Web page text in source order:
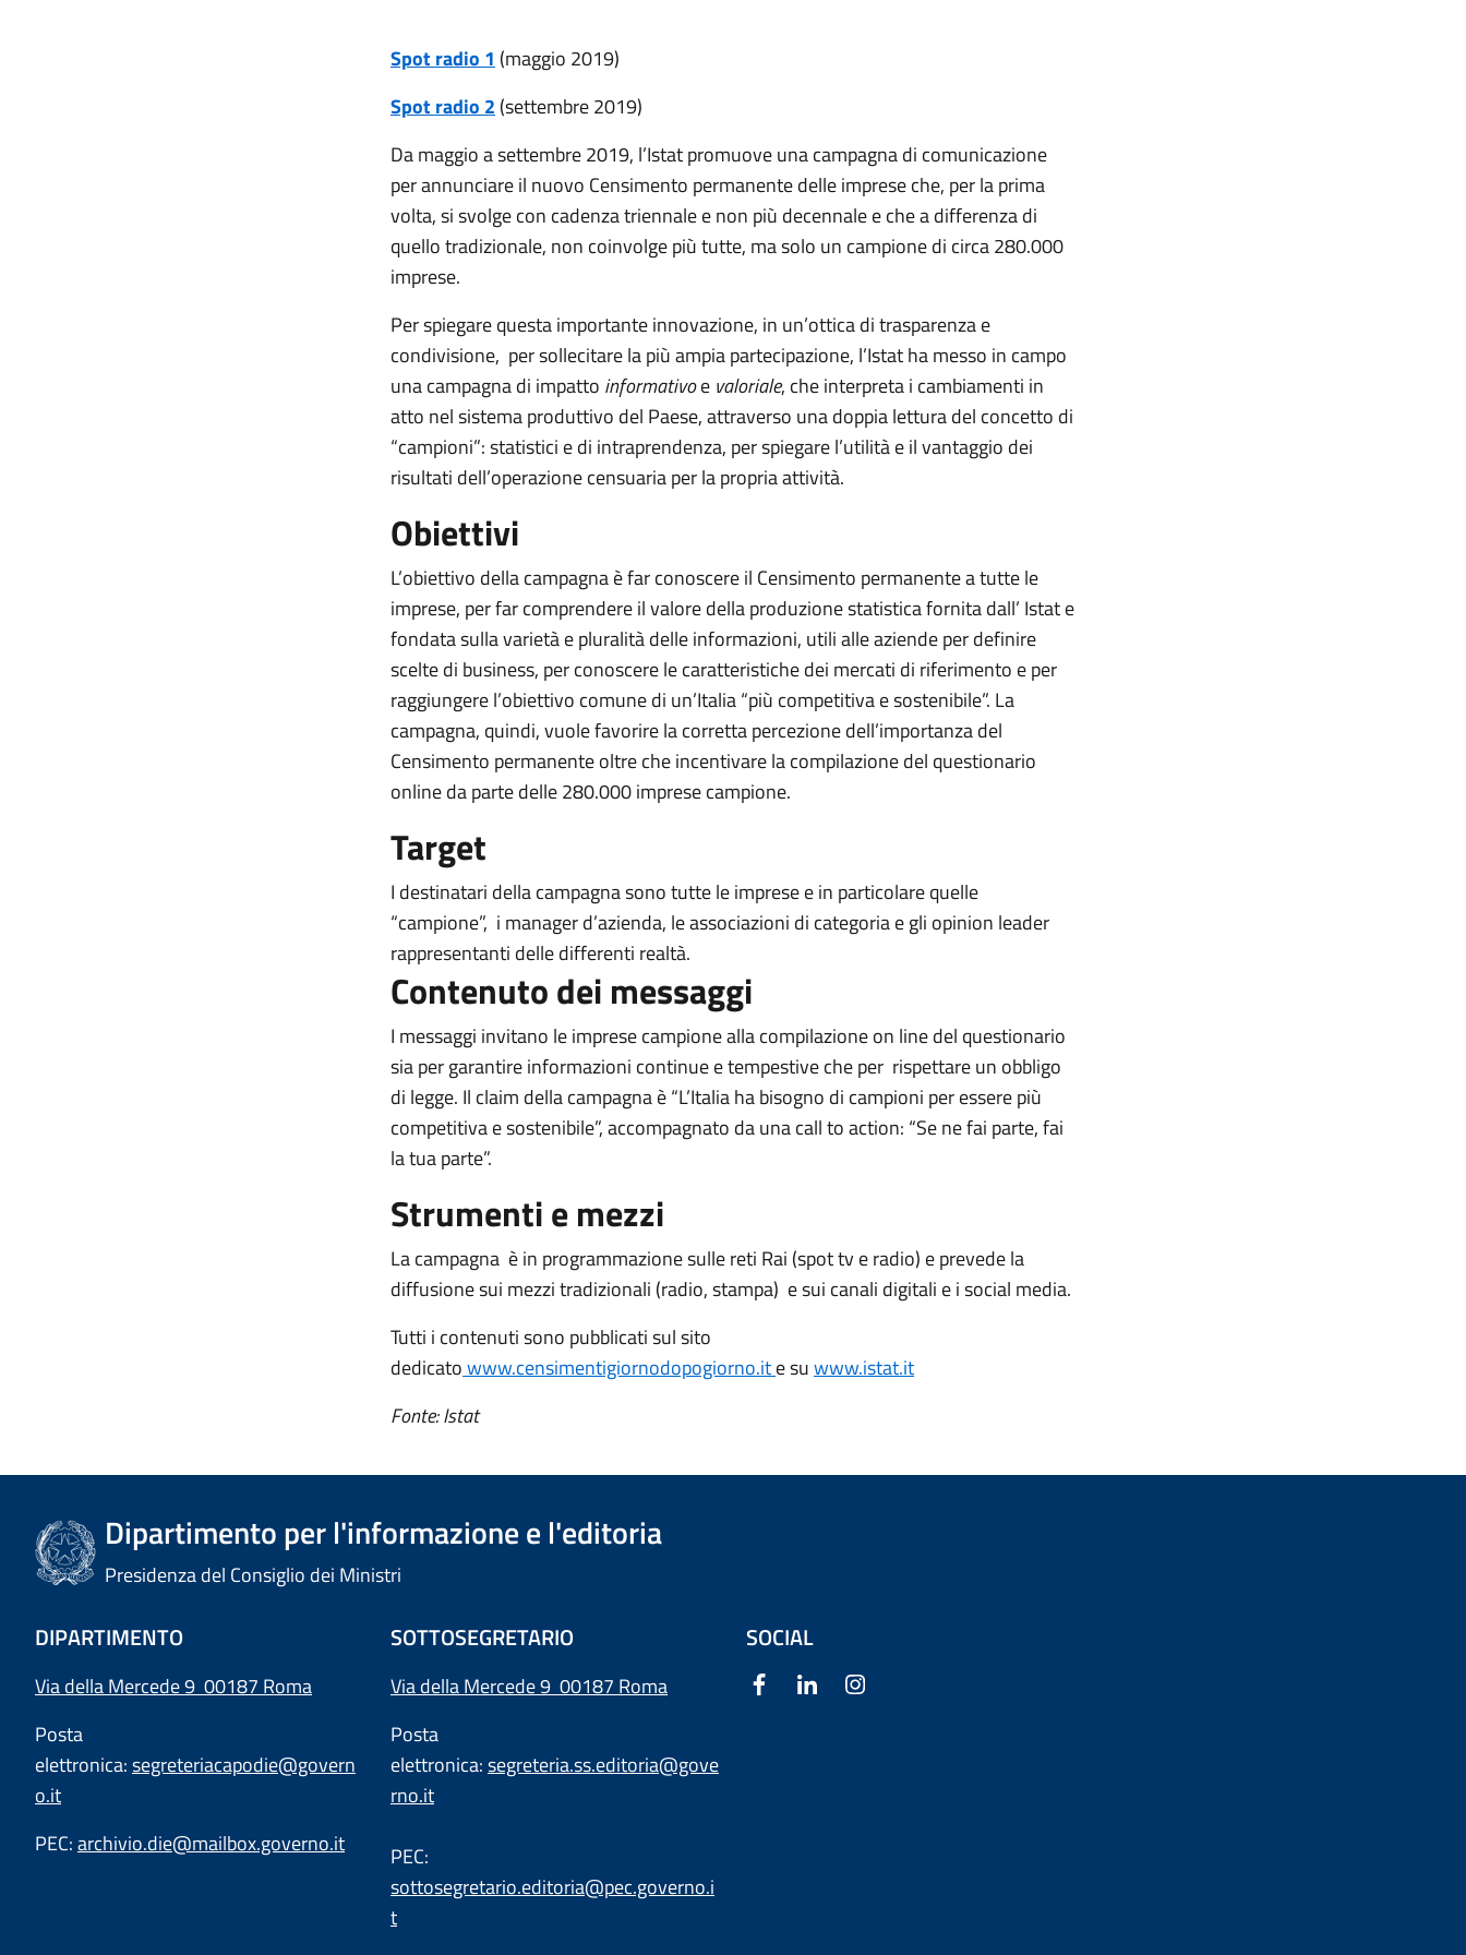
Spot radio 1 (maggio 2019)
Spot radio 2 (settembre 2019)
Da maggio a settembre 2019, l’Istat promuove una campagna di comunicazione
per annunciare il nuovo Censimento permanente delle imprese che, per la prima
volta, si svolge con cadenza triennale e non più decennale e che a differenza di
quello tradizionale, non coinvolge più tutte, ma solo un campione di circa 280.000
imprese.
Per spiegare questa importante innovazione, in un’ottica di trasparenza e
condivisione, per sollecitare la più ampia partecipazione, l’Istat ha messo in campo
una campagna di impatto informativoe valoriale, che interpreta i cambiamenti in
atto nel sistema produttivo del Paese, attraverso una doppia lettura del concetto di
“campioni”: statistici e di intraprendenza, per spiegare l’utilità e il vantaggio dei
risultati dell’operazione censuaria per la propria attività.
Obiettivi
L’obiettivo della campagna è far conoscere il Censimento permanente a tutte le
imprese, per far comprendere il valore della produzione statistica fornita dall’ Istat e
fondata sulla varietà e pluralità delle informazioni, utili alle aziende per definire
scelte di business, per conoscere le caratteristiche dei mercati di riferimento e per
raggiungere l’obiettivo comune di un’Italia “più competitiva e sostenibile”. La
campagna, quindi, vuole favorire la corretta percezione dell’importanza del
Censimento permanente oltre che incentivare la compilazione del questionario
online da parte delle 280.000 imprese campione.
Target
I destinatari della campagna sono tutte le imprese e in particolare quelle
“campione”, i manager d’azienda, le associazioni di categoria e gli opinion leader
rappresentanti delle differenti realtà.
Contenuto dei messaggi
I messaggi invitano le imprese campione alla compilazione on line del questionario
sia per garantire informazioni continue e tempestive che per rispettare un obbligo
di legge. Il claim della campagna è “L’Italia ha bisogno di campioni per essere più
competitiva e sostenibile”, accompagnato da una call to action: “Se ne fai parte, fai
la tua parte”.
Strumenti e mezzi
La campagna è in programmazione sulle reti Rai (spot tv e radio) e prevede la
diffusione sui mezzi tradizionali (radio, stampa) e sui canali digitali e i social media.
Tutti i contenuti sono pubblicati sul sito
dedicatowww.censimentigiornodopogiorno.ite suwww.istat.it
Fonte: Istat
Dipartimento per l'informazione e l'editoria
Presidenza del Consiglio dei Ministri
DIPARTIMENTO
Via della Mercede 9 00187 Roma
Posta
elettronica:segreteriacapodie@govern
o.it
PEC:archivio.die@mailbox.governo.it
SOTTOSEGRETARIO
Via della Mercede 9 00187 Roma
Posta
elettronica:segreteria.ss.editoria@gove
rno.it
PEC:
sottosegretario.editoria@pec.governo.i
t
SOCIAL